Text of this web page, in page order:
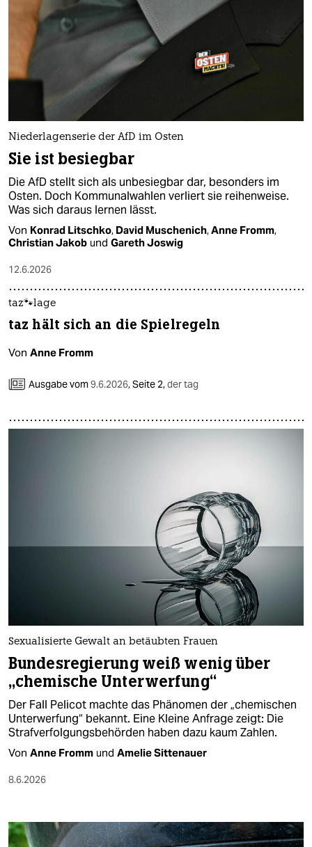
Niederlagenserie der AfD im Osten
Sie ist besiegbar
Die AfD stellt sich als unbesiegbar dar, besonders im
Osten. Doch Kommunalwahlen verliert sie reihenweise.
Was sich daraus lernen lässt.
Von Konrad Litschko, David Muschenich,Anne Fromm,
Christian Jakob und Gareth Joswig
12.6.2026
taz🐾lage
taz hält sich an die Spielregeln
Von Anne Fromm
Ausgabe vom9.6.2026,Seite 2,der tag
Sexualisierte Gewalt an betäubten Frauen
Bundesregierung weiß wenig über
„chemische Unterwerfung“
Der Fall Pelicot machte das Phänomen der „chemischen
Unterwerfung“ bekannt. Eine Kleine Anfrage zeigt: Die
Strafverfolgungsbehörden haben dazu kaum Zahlen.
Von Anne Fromm und Amelie Sittenauer
8.6.2026